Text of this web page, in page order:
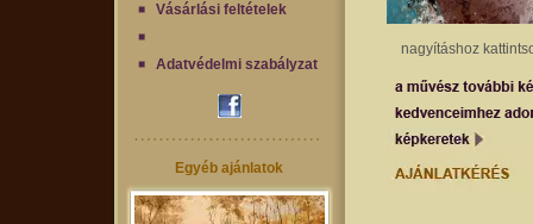
Vásárlási feltételek
Adatvédelmi szabályzat
Egyéb ajánlatok
nagyításhoz